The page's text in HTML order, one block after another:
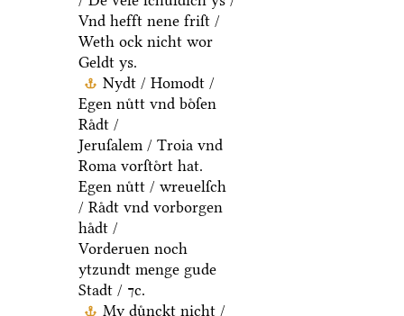
Vnd hefft nene friſt /
Weth ock nicht wor
Geldt ys.
Nydt / Homodt /
Egen nuͤtt vnd boͤſen
Raͤdt /
Jeruſalem / Troia vnd
Roma vorſtoͤrt hat.
Egen nuͤtt / wreuelſch
/ Raͤdt vnd vorborgen
haͤdt /
Vorderuen noch
ytzundt menge gude
Stadt / ⁊c.
My duͤnckt nicht /